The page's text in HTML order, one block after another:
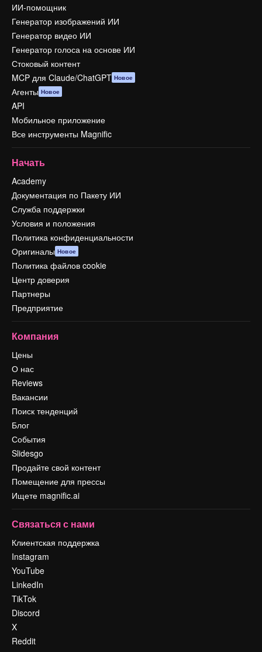
ИИ-помощник
Генератор изображений ИИ
Генератор видео ИИ
Генератор голоса на основе ИИ
Стоковый контент
MCP для Claude/ChatGPT Новое
Агенты Новое
API
Мобильное приложение
Все инструменты Magnific
Начать
Academy
Документация по Пакету ИИ
Служба поддержки
Условия и положения
Политика конфиденциальности
Оригиналы Новое
Политика файлов cookie
Центр доверия
Партнеры
Предприятие
Компания
Цены
О нас
Reviews
Вакансии
Поиск тенденций
Блог
События
Slidesgo
Продайте свой контент
Помещение для прессы
Ищете magnific.ai
Связаться с нами
Клиентская поддержка
Instagram
YouTube
LinkedIn
TikTok
Discord
X
Reddit